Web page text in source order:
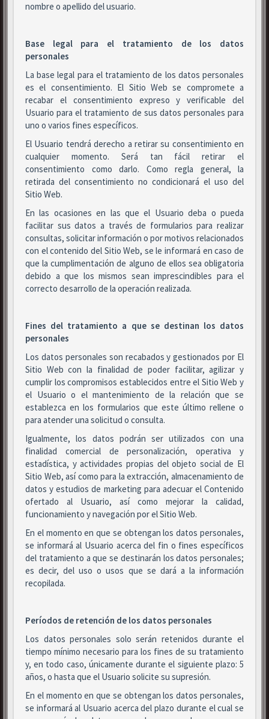
nombre o apellido del usuario.
Base legal para el tratamiento de los datos
personales
La base legal para el tratamiento de los datos personales
es el consentimiento. El Sitio Web se compromete a
recabar el consentimiento expreso y verificable del
Usuario para el tratamiento de sus datos personales para
uno o varios fines específicos.
El Usuario tendrá derecho a retirar su consentimiento en
cualquier momento. Será tan fácil retirar el
consentimiento como darlo. Como regla general, la
retirada del consentimiento no condicionará el uso del
Sitio Web.
En las ocasiones en las que el Usuario deba o pueda
facilitar sus datos a través de formularios para realizar
consultas, solicitar información o por motivos relacionados
con el contenido del Sitio Web, se le informará en caso de
que la cumplimentación de alguno de ellos sea obligatoria
debido a que los mismos sean imprescindibles para el
correcto desarrollo de la operación realizada.
Fines del tratamiento a que se destinan los datos
personales
Los datos personales son recabados y gestionados por El
Sitio Web con la finalidad de poder facilitar, agilizar y
cumplir los compromisos establecidos entre el Sitio Web y
el Usuario o el mantenimiento de la relación que se
establezca en los formularios que este último rellene o
para atender una solicitud o consulta.
Igualmente, los datos podrán ser utilizados con una
finalidad comercial de personalización, operativa y
estadística, y actividades propias del objeto social de El
Sitio Web, así como para la extracción, almacenamiento de
datos y estudios de marketing para adecuar el Contenido
ofertado al Usuario, así como mejorar la calidad,
funcionamiento y navegación por el Sitio Web.
En el momento en que se obtengan los datos personales,
se informará al Usuario acerca del fin o fines específicos
del tratamiento a que se destinarán los datos personales;
es decir, del uso o usos que se dará a la información
recopilada.
Períodos de retención de los datos personales
Los datos personales solo serán retenidos durante el
tiempo mínimo necesario para los fines de su tratamiento
y, en todo caso, únicamente durante el siguiente plazo: 5
años, o hasta que el Usuario solicite su supresión.
En el momento en que se obtengan los datos personales,
se informará al Usuario acerca del plazo durante el cual se